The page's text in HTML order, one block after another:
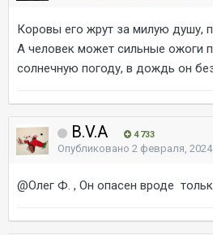
Коровы его жрут за милую душу,
А человек может сильные ожоги
солнечную погоду, в дождь он
B.V.A 4 733
Опубликовано 2 февраля, 2024
@Олег Ф. , Он опасен вроде